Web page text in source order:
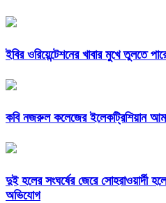
ইবির ওরিয়েন্টেশনের খাবার মুখে তুলতে
কবি নজরুল কলেজের ইলেকট্রিশিয়ান
দুই হলের সংঘর্ষের জেরে সোহরাওয়ার্দী
অভিযোগ